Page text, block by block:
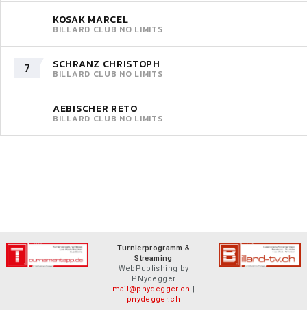
KOSAK MARCEL
BILLARD CLUB NO LIMITS
7 SCHRANZ CHRISTOPH
BILLARD CLUB NO LIMITS
AEBISCHER RETO
BILLARD CLUB NO LIMITS
Turnierprogramm &
Streaming
WebPublishing by
P.Nydegger
mail@pnydegger.ch |
pnydegger.ch